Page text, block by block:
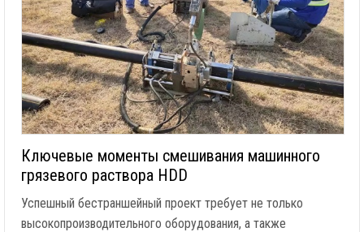
Ключевые моменты смешивания машинного
грязевого раствора HDD
Успешный бестраншейный проект требует не только
высокопроизводительного оборудования, а также